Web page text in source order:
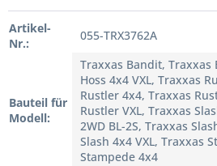
Artikel-
Nr.:
055-TRX3762A
Bauteil für
Modell:
Traxxas Bandit, Traxxas
Hoss 4x4 VXL, Traxxas
Rustler 4x4, Traxxas
Rustler VXL, Traxxas
2WD BL-2S, Traxxas
Slash 4x4 VXL, Traxxas
Stampede 4x4